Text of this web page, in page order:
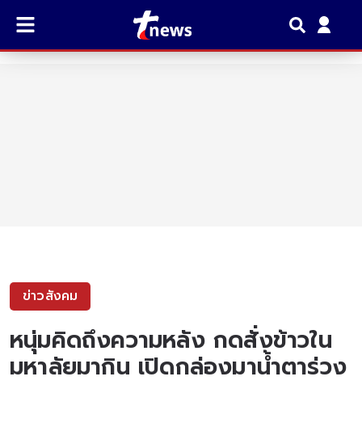
ข่าวสังคม
หนุ่มคิดถึงความหลัง กดสั่งข้าวใน
มหาลัยมากิน เปิดกล่องมาน้ำตาร่วง